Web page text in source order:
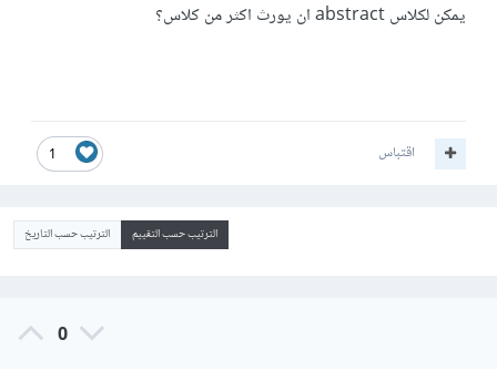
يمكن لكلاس abstract ان يورث اكثر من كلاس؟
1 اقتباس
الترتيب حسب التقييم الترتيب حسب التاريخ
0